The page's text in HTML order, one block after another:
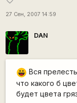
27 Сен, 2007 14:59
DAN
|-)) Вся
что какого б
будет цвета